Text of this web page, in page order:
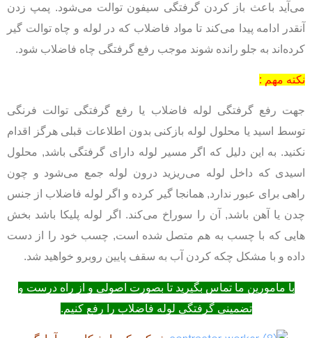
می‌آید باعث باز کردن گرفتگی سیفون توالت می‌شود. پمپ زدن
آنقدر ادامه پیدا می‌کند تا مواد فاضلاب که در لوله و چاه توالت گیر
کرده‌اند به جلو رانده شوند موجب رفع گرفتگی چاه فاضلاب شود.
نکته مهم :
جهت رفع گرفتگی لوله فاضلاب یا رفع گرفتگی توالت فرنگی
توسط اسید یا محلول لوله بازکنی بدون اطلاعات قبلی هرگز اقدام
نکنید. به این دلیل که اگر مسیر لوله دارای گرفتگی باشد, محلول
اسیدی که داخل لوله می‌ریزید درون لوله جمع می‌شود و چون
راهی برای عبور ندارد, همانجا گیر کرده و اگر لوله فاضلاب از جنس
چدن یا آهن باشد, آن را سوراخ می‌کند. اگر لوله پلیکا باشد بخش
هایی که با چسب به هم متصل شده است, چسب خود را از دست
داده و با مشکل چکه کردن آب به سقف پایین روبرو خواهید شد.
با مامورین ما تماس بگیرید تا بصورت اصولی و از راه درست و
تضمینی گرفتگی لوله فاضلاب را رفع کنیم.